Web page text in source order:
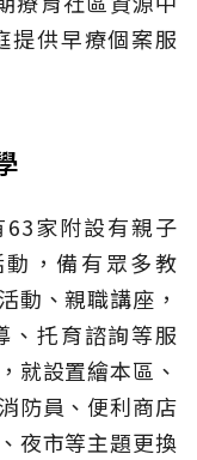
提供早療個案服
家附設有親子
，備有眾多教
動、親職講座，
、托育諮詢等服
就設置繪本區、
防員、便利商店
夜市等主題更換